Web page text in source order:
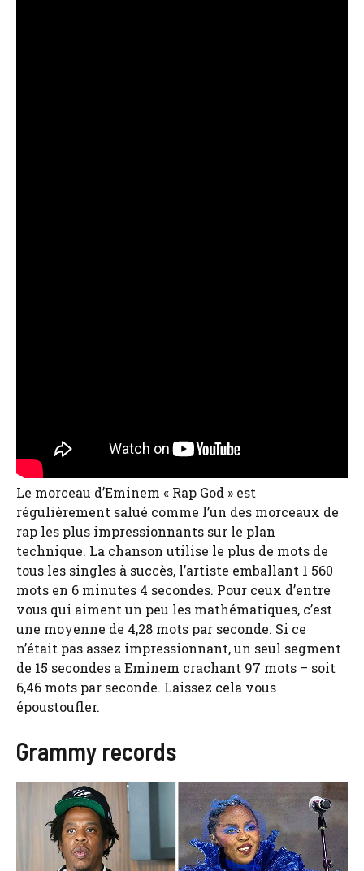
Le morceau d’Eminem « Rap God » est
régulièrement salué comme l’un des morceaux de
rap les plus impressionnants sur le plan
technique. La chanson utilise le plus de mots de
tous les singles à succès, l’artiste emballant 1 560
mots en 6 minutes 4 secondes. Pour ceux d’entre
vous qui aiment un peu les mathématiques, c’est
une moyenne de 4,28 mots par seconde. Si ce
n’était pas assez impressionnant, un seul segment
de 15 secondes a Eminem crachant 97 mots – soit
6,46 mots par seconde. Laissez cela vous
époustoufler.
Grammy records